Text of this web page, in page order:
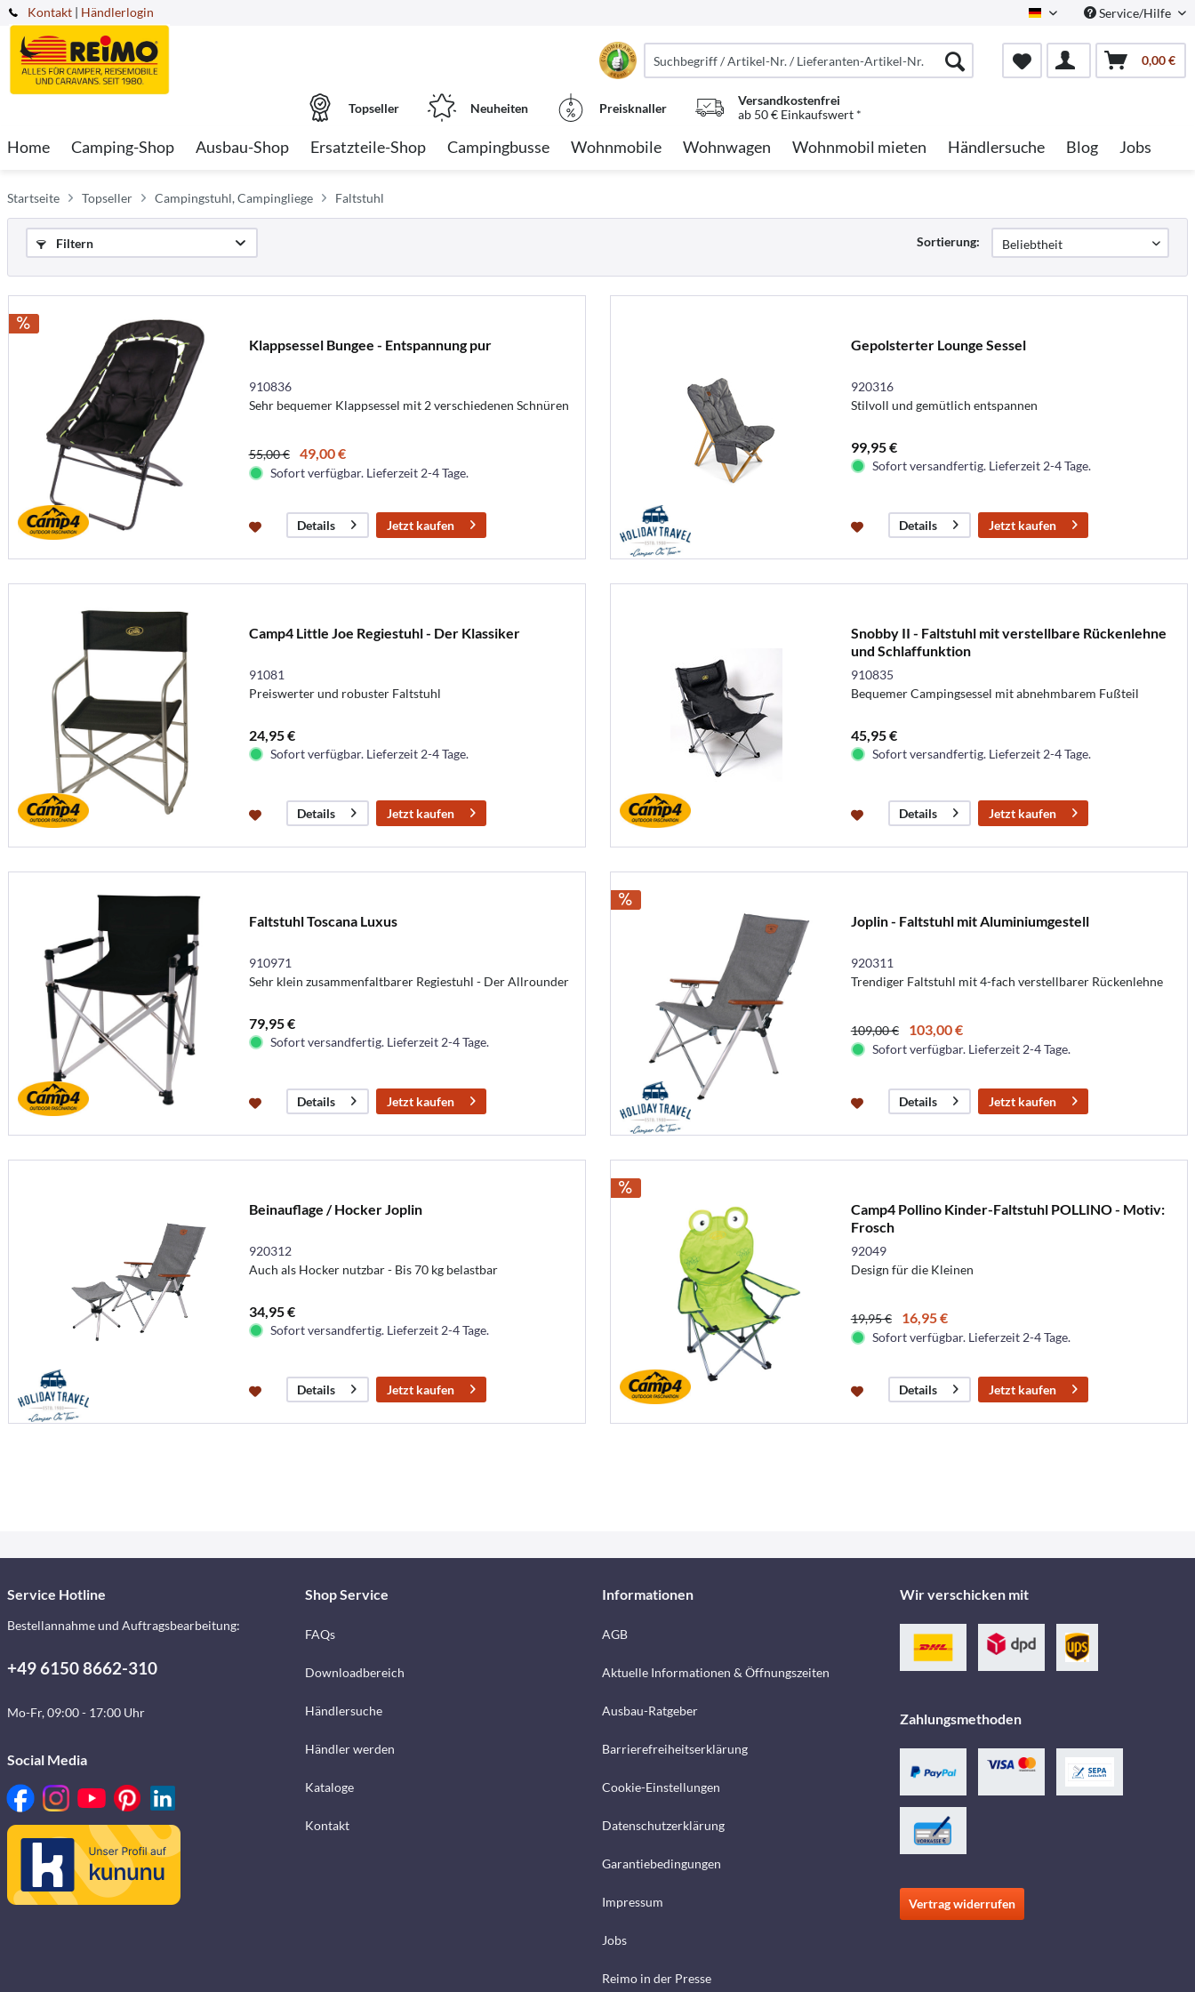
Kontakt German Service/Hilfe
| Händlerlogin
0,00 €
Topseller Neuheiten Preisknaller
Versandkostenfrei
ab 50 € Einkaufswert *
Home Camping-Shop Ausbau-Shop Ersatzteile-Shop Campingbusse Wohnmobile Wohnwagen Wohnmobil mieten Händlersuche Blog Jobs
Startseite Topseller Campingstuhl, Campingliege Faltstuhl
Filtern Sortierung:
Klappsessel Bungee - Entspannung pur
910836
Sehr bequemer Klappsessel mit 2 verschiedenen Schnüren
55,00 € 49,00 €
Sofort verfügbar. Lieferzeit 2-4 Tage.
Details Jetzt kaufen
Gepolsterter Lounge Sessel
920316
Stilvoll und gemütlich entspannen
99,95 €
Sofort versandfertig. Lieferzeit 2-4 Tage.
Details Jetzt kaufen
Camp4 Little Joe Regiestuhl - Der Klassiker
91081
Preiswerter und robuster Faltstuhl
24,95 €
Sofort verfügbar. Lieferzeit 2-4 Tage.
Details Jetzt kaufen
Snobby II - Faltstuhl mit verstellbare Rückenlehne
und Schlaffunktion
910835
Bequemer Campingsessel mit abnehmbarem Fußteil
45,95 €
Sofort versandfertig. Lieferzeit 2-4 Tage.
Details Jetzt kaufen
Faltstuhl Toscana Luxus
910971
Sehr klein zusammenfaltbarer Regiestuhl - Der Allrounder
79,95 €
Sofort versandfertig. Lieferzeit 2-4 Tage.
Details Jetzt kaufen
Joplin - Faltstuhl mit Aluminiumgestell
920311
Trendiger Faltstuhl mit 4-fach verstellbarer Rückenlehne
109,00 € 103,00 €
Sofort verfügbar. Lieferzeit 2-4 Tage.
Details Jetzt kaufen
Beinauflage / Hocker Joplin
920312
Auch als Hocker nutzbar - Bis 70 kg belastbar
34,95 €
Sofort versandfertig. Lieferzeit 2-4 Tage.
Details Jetzt kaufen
Camp4 Pollino Kinder-Faltstuhl POLLINO - Motiv:
Frosch
92049
Design für die Kleinen
19,95 € 16,95 €
Sofort verfügbar. Lieferzeit 2-4 Tage.
Details Jetzt kaufen
Service Hotline
Bestellannahme und Auftragsbearbeitung:
+49 6150 8662-310
Mo-Fr, 09:00 - 17:00 Uhr
Social Media
Shop Service
FAQs
Downloadbereich
Händlersuche
Händler werden
Kataloge
Kontakt
Informationen
AGB
Aktuelle Informationen & Öffnungszeiten
Ausbau-Ratgeber
Barrierefreiheitserklärung
Cookie-Einstellungen
Datenschutzerklärung
Garantiebedingungen
Impressum
Jobs
Reimo in der Presse
Wir verschicken mit
Zahlungsmethoden
Vertrag widerrufen